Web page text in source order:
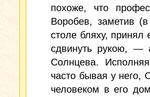
похоже, что
Воробев, заметив
столе бляху, принял
сдвинуть рукою, —
Солнцева.
часто бывая у него,
человеком в его